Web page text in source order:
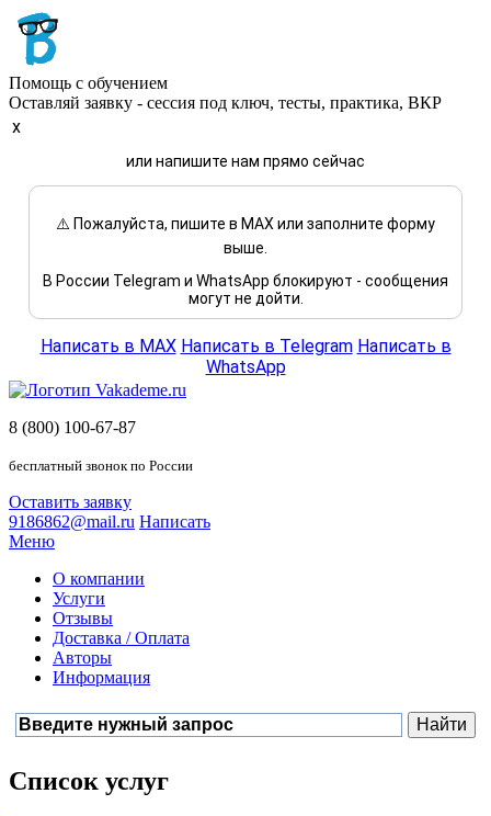
Помощь с обучением
Оставляй заявку - сессия под ключ, тесты, практика, ВКР
x
или напишите нам прямо сейчас
⚠️ Пожалуйста, пишите в MAX или заполните форму
выше.
В России Telegram и WhatsApp блокируют - сообщения
могут не дойти.
Написать в MAX Написать в Telegram Написать в
WhatsApp
8 (800) 100-67-87
бесплатный звонок по России
Оставить заявку
9186862@mail.ru Написать
Меню
О компании
Услуги
Отзывы
Доставка / Оплата
Авторы
Информация
Список услуг